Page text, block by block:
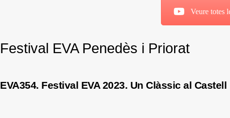
Veure totes
Festival EVA Penedès i Priorat
EVA354. Festival EVA 2023. Un Clàssic al Castell